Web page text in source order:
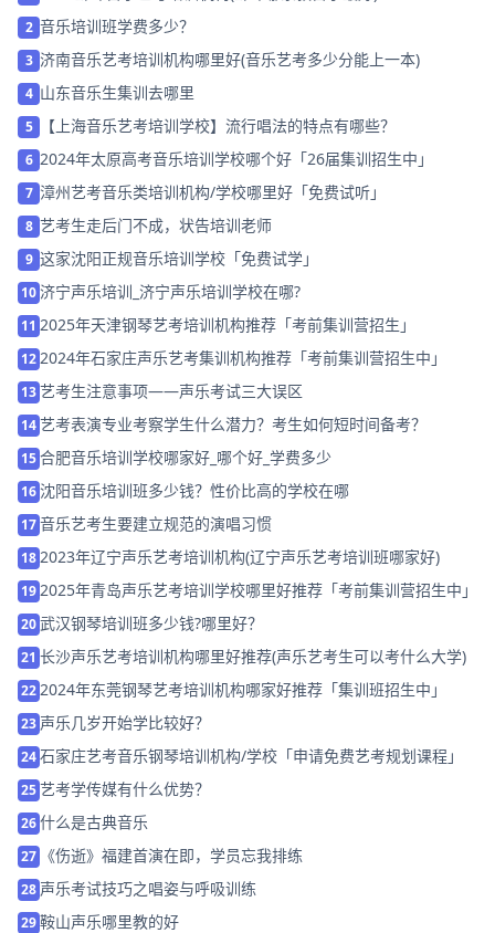
2 音乐培训班学费多少？
3 济南音乐艺考培训机构哪里好(音乐艺考多少分能上一本)
4 山东音乐生集训去哪里
5 【上海音乐艺考培训学校】流行唱法的特点有哪些？
6 2024年太原高考音乐培训学校哪个好「26届集训招生中」
7 漳州艺考音乐类培训机构/学校哪里好「免费试听」
8 艺考生走后门不成，状告培训老师
9 这家沈阳正规音乐培训学校「免费试学」
10 济宁声乐培训_济宁声乐培训学校在哪?
11 2025年天津钢琴艺考培训机构推荐「考前集训营招生」
12 2024年石家庄声乐艺考集训机构推荐「考前集训营招生中」
13艺考生注意事项——声乐考试三大误区
14艺考表演专业考察学生什么潜力？考生如何短时间备考？
15合肥音乐培训学校哪家好_哪个好_学费多少
16沈阳音乐培训班多少钱？性价比高的学校在哪
17音乐艺考生要建立规范的演唱习惯
18 2023年辽宁声乐艺考培训机构(辽宁声乐艺考培训班哪家好)
19 2025年青岛声乐艺考培训学校哪里好推荐「考前集训营招生中」
20武汉钢琴培训班多少钱?哪里好？
21 长沙声乐艺考培训机构哪里好推荐(声乐艺考生可以考什么大学)
22 2024年东莞钢琴艺考培训机构哪家好推荐「集训班招生中」
23 声乐几岁开始学比较好？
24石家庄艺考音乐钢琴培训机构/学校「申请免费艺考规划课程」
25艺考学传媒有什么优势？
26什么是古典音乐
27 《伤逝》福建首演在即，学员忘我排练
28 声乐考试技巧之唱姿与呼吸训练
29鞍山声乐哪里教的好